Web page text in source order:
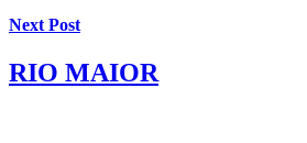
Next Post
RIO MAIOR